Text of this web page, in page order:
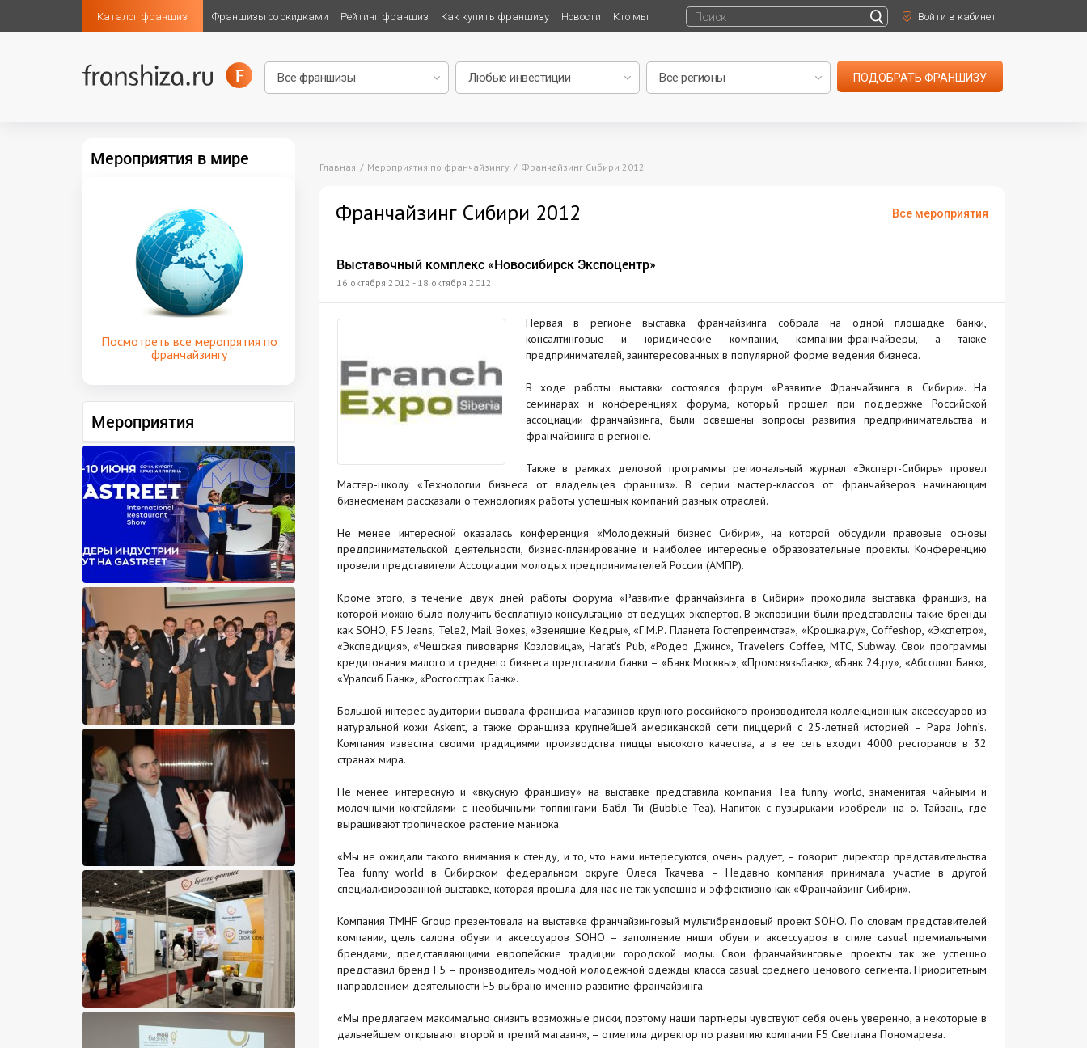
Каталог франшиз Франшизы со скидками Рейтинг франшиз Как купить франшизу Новости Кто мы Войти в кабинет
ПОДОБРАТЬ ФРАНШИЗУ
Главная Мероприятия по франчайзингу Франчайзинг Сибири 2012
Все мероприятия
Франчайзинг Сибири 2012
Выставочный комплекс «Новосибирск Экспоцентр»
16 октября 2012 - 18 октября 2012
Первая в регионе выставка франчайзинга собрала на одной площадке банки,
консалтинговые и юридические компании, компании-франчайзеры, а также
предпринимателей, заинтересованных в популярной форме ведения бизнеса.
В ходе работы выставки состоялся форум «Развитие Франчайзинга в Сибири». На
семинарах и конференциях форума, который прошел при поддержке Российской
ассоциации франчайзинга, были освещены вопросы развития предпринимательства и
франчайзинга в регионе.
Также в рамках деловой программы региональный журнал «Эксперт-Сибирь» провел
Мастер-школу «Технологии бизнеса от владельцев франшиз». В серии мастер-классов от франчайзеров начинающим
бизнесменам рассказали о технологиях работы успешных компаний разных отраслей.
Не менее интересной оказалась конференция «Молодежный бизнес Сибири», на которой обсудили правовые основы
предпринимательской деятельности, бизнес-планирование и наиболее интересные образовательные проекты. Конференцию
провели представители Ассоциации молодых предпринимателей России (АМПР).
Кроме этого, в течение двух дней работы форума «Развитие франчайзинга в Сибири» проходила выставка франшиз, на
которой можно было получить бесплатную консультацию от ведущих экспертов. В экспозиции были представлены такие бренды
как SOHO, F5 Jeans, Tele2, Mail Boxes, «Звенящие Кедры», «Г.М.Р. Планета Гостепреимства», «Крошка.ру», Coffeshop, «Экспетро»,
«Экспедиция», «Чешская пивоварня Козловица», Harat's Pub, «Родео Джинс», Travelers Coffee, МТС, Subway. Свои программы
кредитования малого и среднего бизнеса представили банки – «Банк Москвы», «Промсвязьбанк», «Банк 24.ру», «Абсолют Банк»,
«Уралсиб Банк», «Росгосстрах Банк».
Большой интерес аудитории вызвала франшиза магазинов крупного российского производителя коллекционных аксессуаров из
натуральной кожи Askent, а также франшиза крупнейшей американской сети пиццерий с 25-летней историей – Papa John’s.
Компания известна своими традициями производства пиццы высокого качества, а в ее сеть входит 4000 ресторанов в 32
странах мира.
Не менее интересную и «вкусную франшизу» на выставке представила компания Tea funny world, знаменитая чайными и
молочными коктейлями с необычными топпингами Бабл Ти (Bubble Tea). Напиток с пузырьками изобрели на о. Тайвань, где
выращивают тропическое растение маниока.
«Мы не ожидали такого внимания к стенду, и то, что нами интересуются, очень радует, – говорит директор представительства
Tea funny world в Сибирском федеральном округе Олеся Ткачева – Недавно компания принимала участие в другой
специализированной выставке, которая прошла для нас не так успешно и эффективно как «Франчайзинг Сибири».
Компания TMHF Group презентовала на выставке франчайзинговый мультибрендовый проект SOHO. По словам представителей
компании, цель салона обуви и аксессуаров SOHO – заполнение ниши обуви и аксессуаров в стиле casual премиальными
брендами, представляющими европейские традиции городской моды. Свои франчайзинговые проекты так же успешно
представил бренд F5 – производитель модной молодежной одежды класса casual среднего ценового сегмента. Приоритетным
направлением деятельности F5 выбрано именно развитие франчайзинга.
«Мы предлагаем максимально снизить возможные риски, поэтому наши партнеры чувствуют себя очень уверенно, а некоторые в
дальнейшем открывают второй и третий магазин», – отметила директор по развитию компании F5 Светлана Пономарева.
Мероприятия в мире
Посмотреть все меропрятия по
франчайзингу
Мероприятия